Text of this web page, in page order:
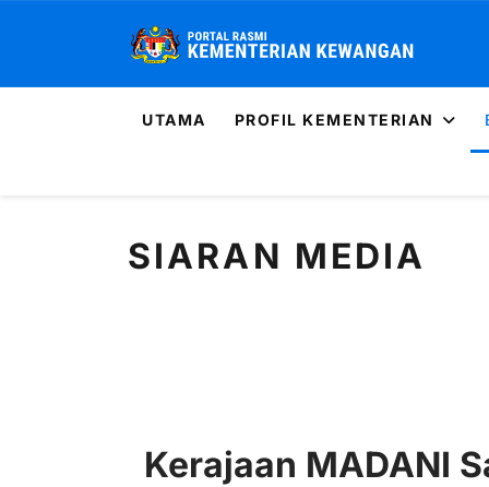
UTAMA PROFIL KEMENTERIAN
SIARAN MEDIA
Kerajaan MADANI